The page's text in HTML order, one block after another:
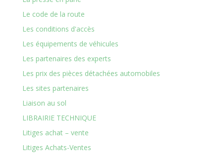
Le code de la route
Les conditions d'accès
Les équipements de véhicules
Les partenaires des experts
Les prix des pièces détachées automobiles
Les sites partenaires
Liaison au sol
LIBRAIRIE TECHNIQUE
Litiges achat – vente
Litiges Achats-Ventes